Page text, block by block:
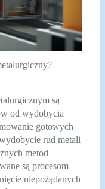
są
od wydobycia
gotowych
rud metali
metod
są procesom
niepożądanych